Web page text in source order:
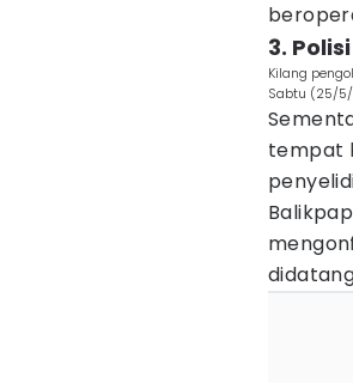
3.
Kilang
Sabtu (25/
tempat